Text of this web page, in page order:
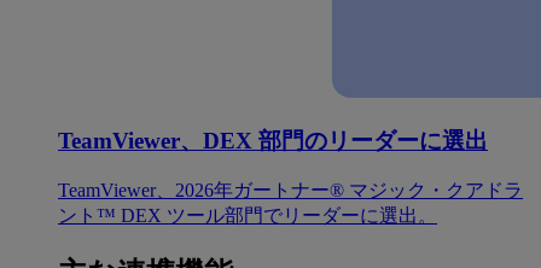
TeamViewer、DEX 部門のリーダーに選出
TeamViewer、2026年ガートナー® マジック・クアドラ
ント™ DEX ツール部門でリーダーに選出。